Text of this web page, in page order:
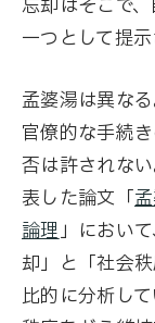
忘却はそこで
一つとして提示
孟婆湯は異な
官僚的な手続
否は許されな
表した論文「
論理」におい
却」と「社会
比的に分析し